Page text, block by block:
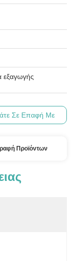
εξαγωγής
Σε Επαφή Με
Προϊόντων